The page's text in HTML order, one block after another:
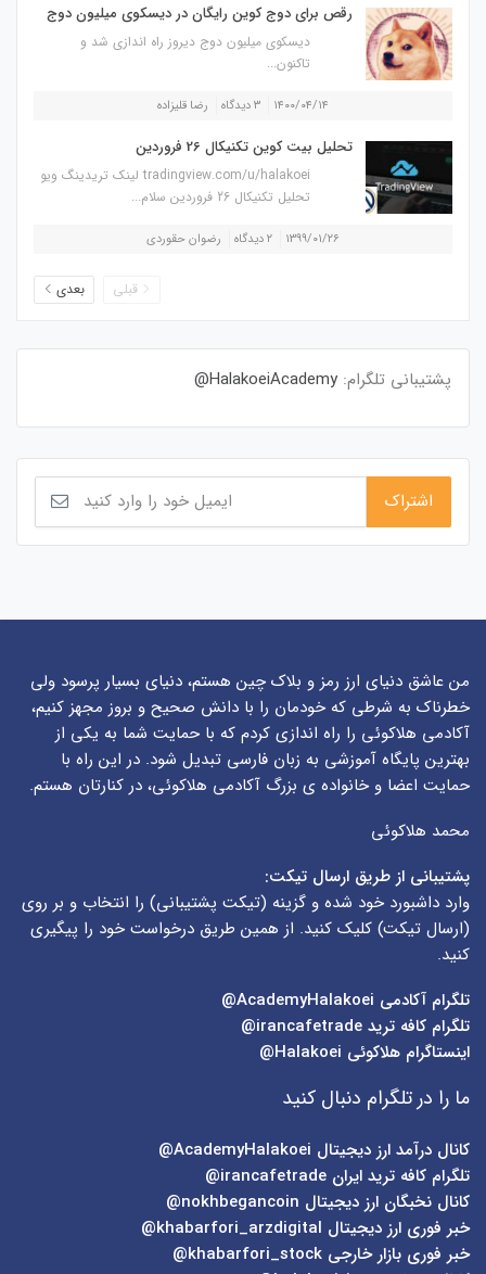
رقص برای دوج کوین رایگان در دیسکوی میلیون دوج
دیسکوی میلیون دوج دیروز راه اندازی شد و
تاکنون...
۱۴۰۰/۰۴/۱۴ ۳ دیدگاه رضا قلیزاده
تحلیل بیت کوین تکنیکال 26 فروردین
tradingview.com/u/halakoei لینک تریدینگ ویو
تحلیل تکنیکال 26 فروردین سلام...
۱۳۹۹/۰۱/۲۶ ۲ دیدگاه رضوان حقوردی
قبلی بعدی
پشتیبانی تلگرام: HalakoeiAcademy@
من عاشق دنیای ارز رمز و بلاک چین هستم، دنیای بسیار پرسود ولی
خطرناک به شرطی که خودمان را با دانش صحیح و بروز مجهز کنیم،
آکادمی هلاکوئی را راه اندازی کردم که با حمایت شما به یکی از
بهترین پایگاه آموزشی به زبان فارسی تبدیل شود. در این راه با
حمایت اعضا و خانواده ی بزرگ آکادمی هلاکوئی، در کنارتان هستم.
محمد هلاکوئی
پشتیبانی از طریق ارسال تیکت:
وارد داشبورد خود شده و گزینه (تیکت پشتیبانی) را انتخاب و بر روی
(ارسال تیکت) کلیک کنید. از همین طریق درخواست خود را پیگیری
کنید.
تلگرام آکادمی
تلگرام کافه ترید irancafetrade@
اینستاگرام هلاکوئی Halakoei@
ما را در تلگرام دنبال کنید
کانال درآمد ارز دیجیتال AcademyHalakoei@
تلگرام کافه ترید ایران irancafetrade@
کانال نخبگان ارز دیجیتال nokhbegancoin@
خبر فوری ارز دیجیتال khabarfori_arzdigital@
خبر فوری بازار خارجی khabarfori_stock@